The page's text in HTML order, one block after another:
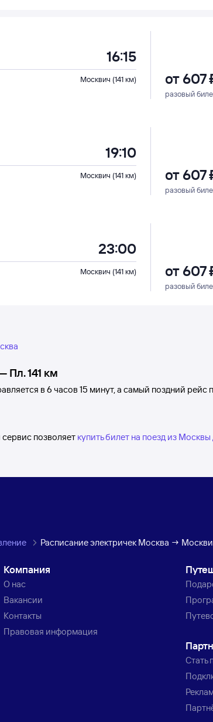
16:15
Москвич (141 км)
от 607
разовый
19:10
Москвич (141 км)
от 607
разовый
23:00
Москвич (141 км)
от 607
разовый
Пл. 141 км
в 6 часов 15 минут, а самый поздний рейс
позволяет купить билет на поезд из Москвы
Расписание электричек Москва →
Компания
О нас
Вакансии
Контакты
Правовая информация
Стать